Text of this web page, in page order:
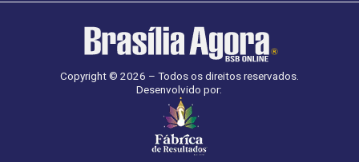
Copyright © 2026 – Todos os direitos reservados.
Desenvolvido por: